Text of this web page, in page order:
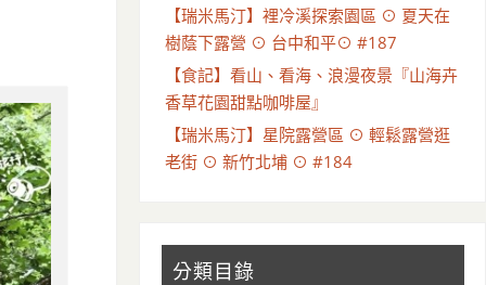
【瑞米馬汀】裡冷溪探索園區 ⊙ 夏天在
樹蔭下露營 ⊙ 台中和平⊙ #187
【食記】看山、看海、浪漫夜景『山海卉
香草花園甜點咖啡屋』
【瑞米馬汀】星院露營區 ⊙ 輕鬆露營逛
老街 ⊙ 新竹北埔 ⊙ #184
分類目錄